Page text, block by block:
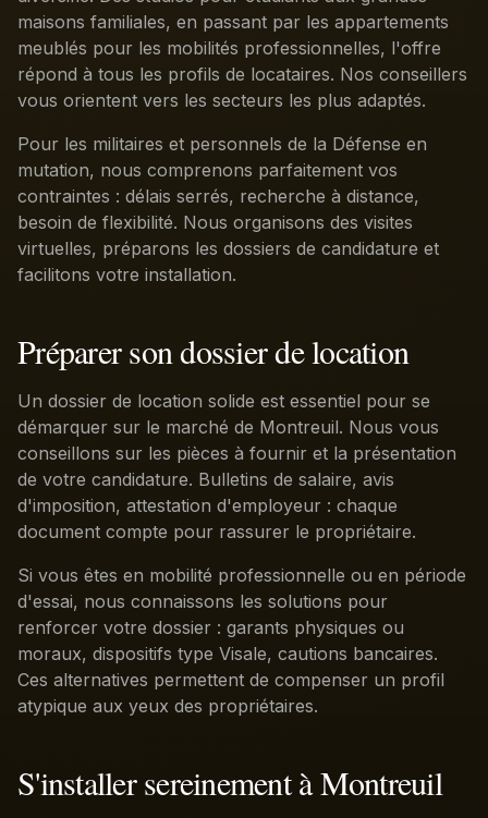
maisons familiales, en passant par les appartements
meublés pour les mobilités professionnelles, l'offre
répond à tous les profils de locataires. Nos conseillers
vous orientent vers les secteurs les plus adaptés.
Pour les militaires et personnels de la Défense en
mutation, nous comprenons parfaitement vos
contraintes : délais serrés, recherche à distance,
besoin de flexibilité. Nous organisons des visites
virtuelles, préparons les dossiers de candidature et
facilitons votre installation.
Préparer son dossier de location
Un dossier de location solide est essentiel pour se
démarquer sur le marché de Montreuil. Nous vous
conseillons sur les pièces à fournir et la présentation
de votre candidature. Bulletins de salaire, avis
d'imposition, attestation d'employeur : chaque
document compte pour rassurer le propriétaire.
Si vous êtes en mobilité professionnelle ou en période
d'essai, nous connaissons les solutions pour
renforcer votre dossier : garants physiques ou
moraux, dispositifs type Visale, cautions bancaires.
Ces alternatives permettent de compenser un profil
atypique aux yeux des propriétaires.
S'installer sereinement à Montreuil